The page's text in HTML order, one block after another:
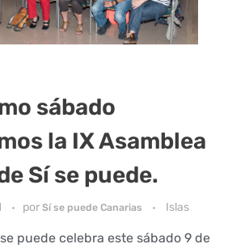
sábado
la IX Asamblea
Sí se puede.
por Sí se puede Canarias Islas
puede celebra este sábado 9 de